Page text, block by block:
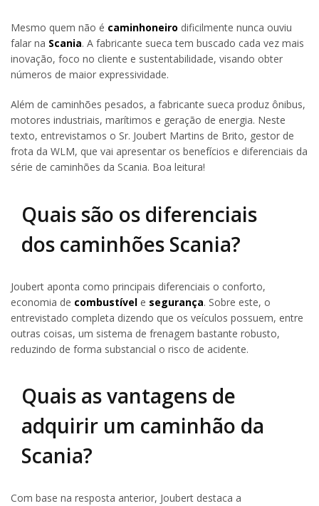
Mesmo quem não é caminhoneiro dificilmente nunca ouviu
falar na Scania. A fabricante sueca tem buscado cada vez mais
inovação, foco no cliente e sustentabilidade, visando obter
números de maior expressividade.
Além de caminhões pesados, a fabricante sueca produz ônibus,
motores industriais, marítimos e geração de energia. Neste
texto, entrevistamos o Sr. Joubert Martins de Brito, gestor de
frota da WLM, que vai apresentar os benefícios e diferenciais da
série de caminhões da Scania. Boa leitura!
Quais são os diferenciais
dos caminhões Scania?
Joubert aponta como principais diferenciais o conforto,
economia de combustível e segurança. Sobre este, o
entrevistado completa dizendo que os veículos possuem, entre
outras coisas, um sistema de frenagem bastante robusto,
reduzindo de forma substancial o risco de acidente.
Quais as vantagens de
adquirir um caminhão da
Scania?
Com base na resposta anterior, Joubert destaca a